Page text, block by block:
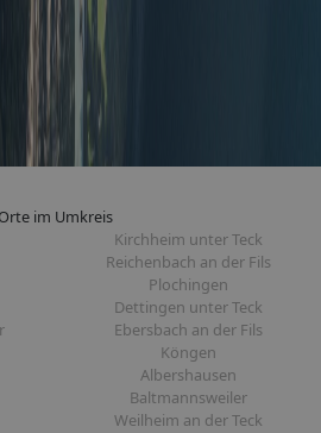
Orte im Umkreis
Kirchheim unter Teck
Reichenbach an der Fils
Plochingen
Dettingen unter Teck
Ebersbach an der Fils
Köngen
Albershausen
Baltmannsweiler
Weilheim an der Teck